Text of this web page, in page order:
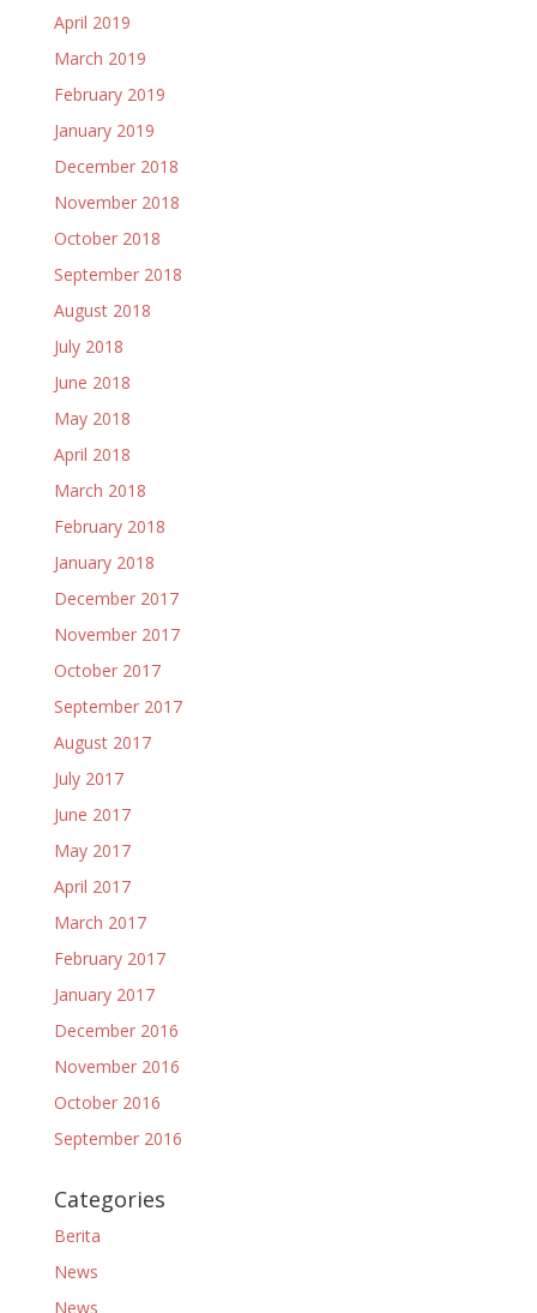
April 2019
March 2019
February 2019
January 2019
December 2018
November 2018
October 2018
September 2018
August 2018
July 2018
June 2018
May 2018
April 2018
March 2018
February 2018
January 2018
December 2017
November 2017
October 2017
September 2017
August 2017
July 2017
June 2017
May 2017
April 2017
March 2017
February 2017
January 2017
December 2016
November 2016
October 2016
September 2016
Categories
Berita
News
News